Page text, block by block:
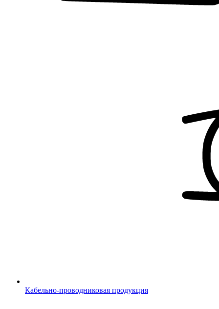
Кабельно-проводниковая продукция